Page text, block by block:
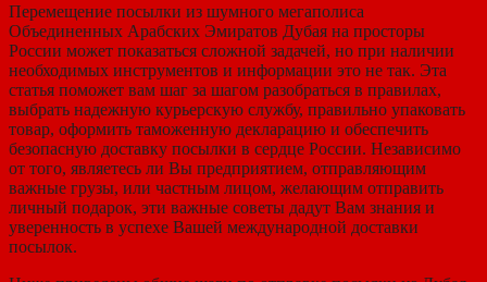
Перемещение посылки из шумного мегаполиса
Объединенных Арабских Эмиратов Дубая на просторы
России может показаться сложной задачей, но при наличии
необходимых инструментов и информации это не так. Эта
статья поможет вам шаг за шагом разобраться в правилах,
выбрать надежную курьерскую службу, правильно упаковать
товар, оформить таможенную декларацию и обеспечить
безопасную доставку посылки в сердце России. Независимо
от того, являетесь ли Вы предприятием, отправляющим
важные грузы, или частным лицом, желающим отправить
личный подарок, эти важные советы дадут Вам знания и
уверенность в успехе Вашей международной доставки
посылок.